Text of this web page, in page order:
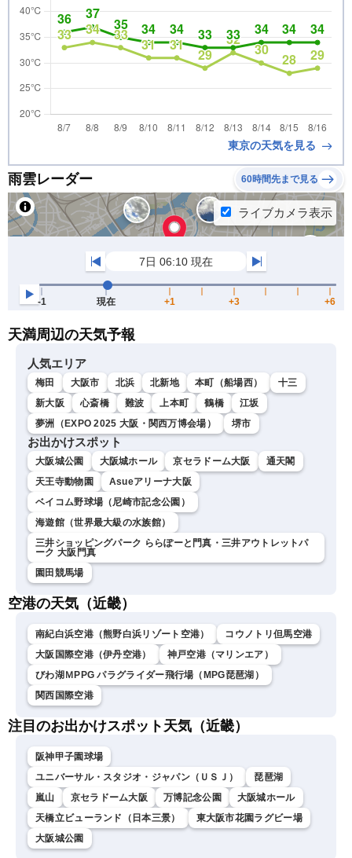
東京の天気を見る
雨雲レーダー 60時間先まで見る
天満周辺の天気予報
人気エリア
梅田 大阪市 北浜 北新地 本町（船場西）
十三
新大阪
心斎橋 難波 上本町 鶴橋
江坂
夢洲（EXPO 2025 大阪・関西万博会場）
堺市
お出かけスポット
大阪城公園 大阪城ホール 京セラドーム大阪
通天閣
天王寺動物園
Asueアリーナ大阪
ベイコム野球場（尼崎市記念公園）
海遊館（世界最大級の水族館）
三井ショッピングパーク ららぽーと門真・三井アウトレットパ
ーク 大阪門真
園田競馬場
空港の天気（近畿）
南紀白浜空港（熊野白浜リゾート空港）
コウノトリ但馬空港
大阪国際空港（伊丹空港）
神戸空港（マリンエア）
びわ湖ＭPPG パラグライダー飛行場（MPG琵琶湖）
関西国際空港
注目のお出かけスポット天気（近畿）
阪神甲子園球場
ユニバーサル・スタジオ・ジャパン（ＵＳＪ）
琵琶湖
嵐山
京セラドーム大阪 万博記念公園
大阪城ホール
天橋立ビューランド（日本三景）
東大阪市花園ラグビー場
大阪城公園